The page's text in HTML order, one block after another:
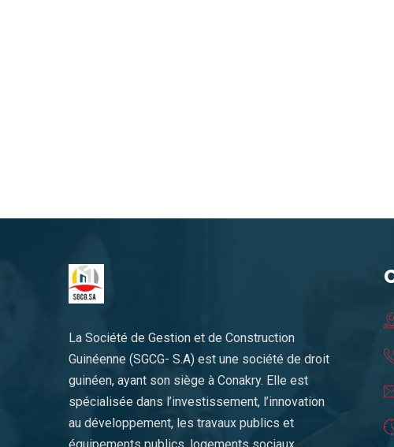
La Société de Gestion et de Construction
Guinéenne (SGCG- S.A) est une société de droit
guinéen, ayant son siège à Conakry. Elle est
spécialisée dans l’investissement, l’innovation
au développement, les travaux publics et